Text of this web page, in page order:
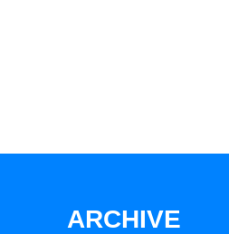
ARCHIVE